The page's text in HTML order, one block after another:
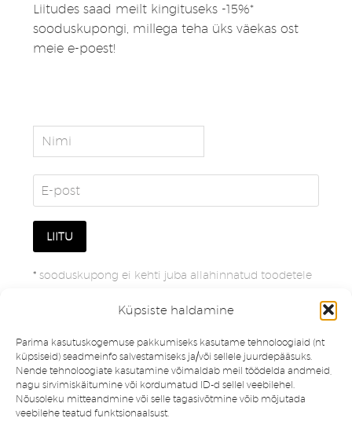
Küpsiste haldamine
Parima kasutuskogemuse pakkumiseks kasutame tehnoloogiaid (nt
küpsiseid) seadmeinfo salvestamiseks ja/või sellele juurdepääsuks.
Nende tehnoloogiate kasutamine võimaldab meil töödelda andmeid,
nagu sirvimiskäitumine või kordumatud ID-d sellel veebilehel.
Nõusoleku mitteandmine või selle tagasivõtmine võib mõjutada
veebilehe teatud funktsionaalsust.
Liitudes saad meilt kingituseks -15%*
sooduskupongi, millega teha üks väekas ost
meie e-poest!
* sooduskupong ei kehti juba allahinnatud toodetele